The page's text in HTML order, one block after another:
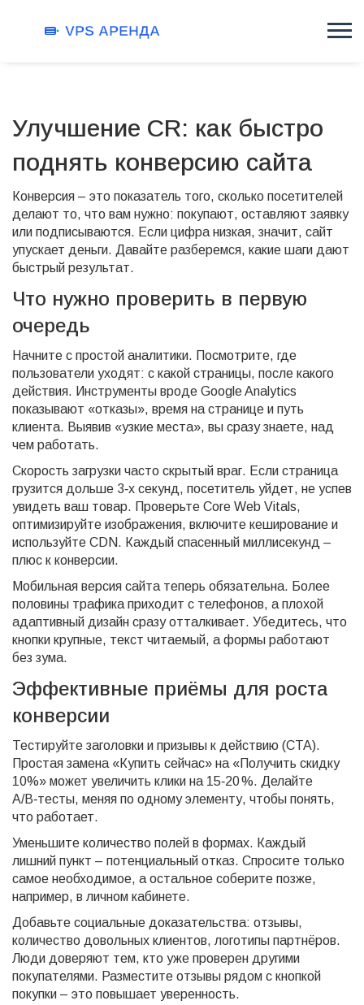
Улучшение CR: как быстро
поднять конверсию сайта
Конверсия – это показатель того, сколько посетителей
делают то, что вам нужно: покупают, оставляют заявку
или подписываются. Если цифра низкая, значит, сайт
упускает деньги. Давайте разберемся, какие шаги дают
быстрый результат.
Что нужно проверить в первую
очередь
Начните с простой аналитики. Посмотрите, где
пользователи уходят: с какой страницы, после какого
действия. Инструменты вроде Google Analytics
показывают «отказы», время на странице и путь
клиента. Выявив «узкие места», вы сразу знаете, над
чем работать.
Скорость загрузки часто скрытый враг. Если страница
грузится дольше 3‑х секунд, посетитель уйдет, не успев
увидеть ваш товар. Проверьте Core Web Vitals,
оптимизируйте изображения, включите кеширование и
используйте CDN. Каждый спасенный миллисекунд –
плюс к конверсии.
Мобильная версия сайта теперь обязательна. Более
половины трафика приходит с телефонов, а плохой
адаптивный дизайн сразу отталкивает. Убедитесь, что
кнопки крупные, текст читаемый, а формы работают
без зума.
Эффективные приёмы для роста
конверсии
Тестируйте заголовки и призывы к действию (CTA).
Простая замена «Купить сейчас» на «Получить скидку
10%» может увеличить клики на 15‑20 %. Делайте
A/B‑тесты, меняя по одному элементу, чтобы понять,
что работает.
Уменьшите количество полей в формах. Каждый
лишний пункт – потенциальный отказ. Спросите только
самое необходимое, а остальное соберите позже,
например, в личном кабинете.
Добавьте социальные доказательства: отзывы,
количество довольных клиентов, логотипы партнёров.
Люди доверяют тем, кто уже проверен другими
покупателями. Разместите отзывы рядом с кнопкой
покупки – это повышает уверенность.